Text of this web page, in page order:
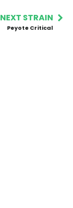
NEXT STRAIN
Peyote Critical